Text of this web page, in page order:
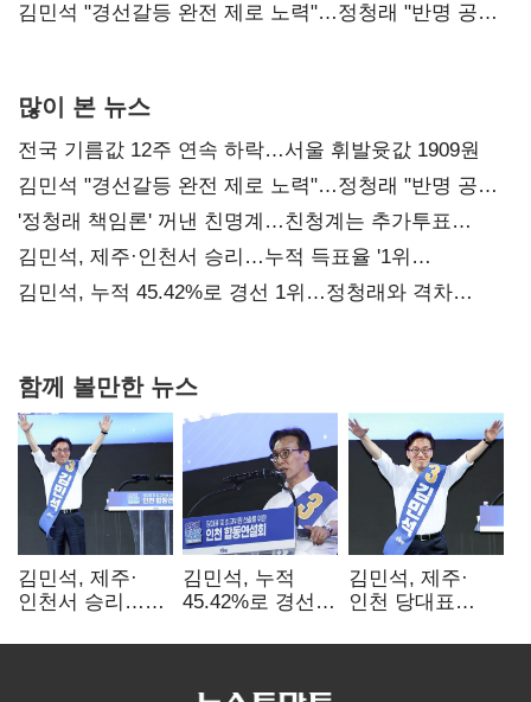
다툼 격화
김민석 "경선갈등 완전 제로 노력"…정청래 "반명 공세
많이 본 뉴스
전국 기름값 12주 연속 하락…서울 휘발윳값 1909원
김민석 "경선갈등 완전 제로 노력"…정청래 "반명 공세
사과부터"
'정청래 책임론' 꺼낸 친명계…친청계는 추가투표
때리기
김민석, 제주·인천서 승리…누적 득표율 '1위
탈환'(종합)
김민석, 누적 45.42%로 경선 1위…정청래와 격차
함께 볼만한 뉴스
김민석, 제주·
인천서 승리…
탈환'(종합)
김민석, 누적
45.42%로 경선
격차
김민석, 제주·
인천 당대표